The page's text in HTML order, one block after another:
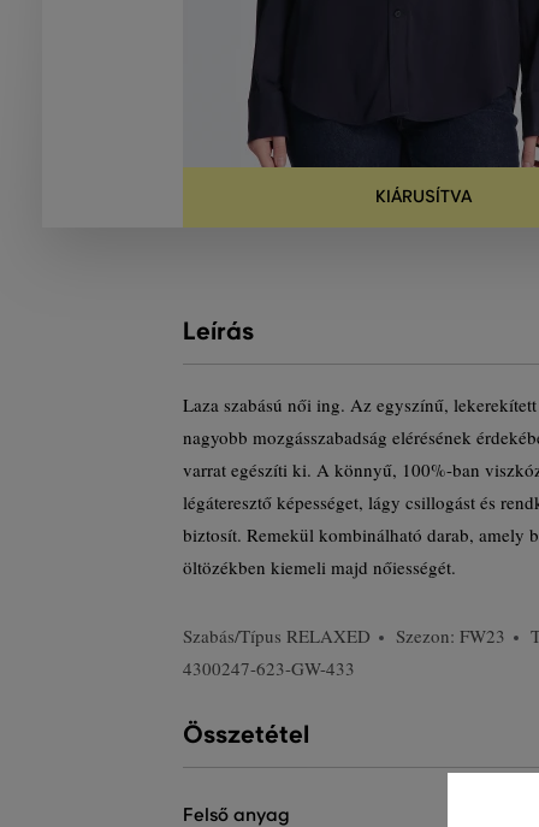
KIÁRUSÍTVA
Leírás
Laza szabású női ing. Az egyszínű,
nagyobb mozgásszabadság elérésének
varrat egészíti ki. A könnyű, 100%-ban
légáteresztő képességet, lágy csillogást és
biztosít. Remekül kombinálható darab, amely
öltözékben kiemeli majd nőiességét.
Szabás/Típus RELAXED Szezon: FW23
4300247-623-GW-433
Összetétel
felső anyag